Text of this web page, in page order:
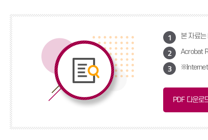
1 본 자료
2 Acrobat
3 ※Internet
PDF 다운로